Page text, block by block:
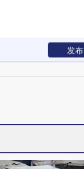
发布